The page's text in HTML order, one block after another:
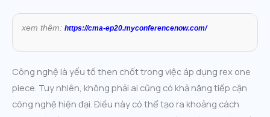
xem thêm: https://cma-ep20.myconferencenow.com/
Công nghệ là yếu tố then chốt trong việc áp dụng rex one
piece. Tuy nhiên, không phải ai cũng có khả năng tiếp cận
công nghệ hiện đại. Điều này có thể tạo ra khoảng cách